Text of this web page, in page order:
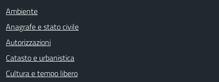
Ambiente
Anagrafe e stato civile
Autorizzazioni
Catasto e urbanistica
Cultura e tempo libero